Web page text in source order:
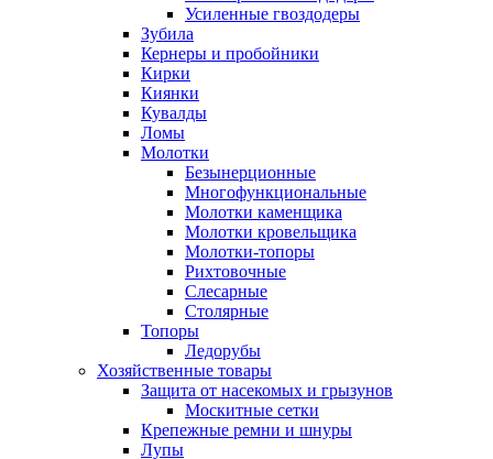
Усиленные гвоздодеры
Зубила
Кернеры и пробойники
Кирки
Киянки
Кувалды
Ломы
Молотки
Безынерционные
Многофункциональные
Молотки каменщика
Молотки кровельщика
Молотки-топоры
Рихтовочные
Слесарные
Столярные
Топоры
Ледорубы
Хозяйственные товары
Защита от насекомых и грызунов
Москитные сетки
Крепежные ремни и шнуры
Лупы